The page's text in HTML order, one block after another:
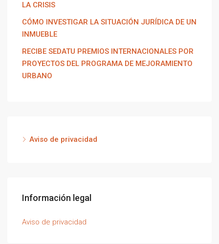
LA CRISIS
CÓMO INVESTIGAR LA SITUACIÓN JURÍDICA DE UN
INMUEBLE
RECIBE SEDATU PREMIOS INTERNACIONALES POR
PROYECTOS DEL PROGRAMA DE MEJORAMIENTO
URBANO
Aviso de privacidad
Información legal
Aviso de privacidad